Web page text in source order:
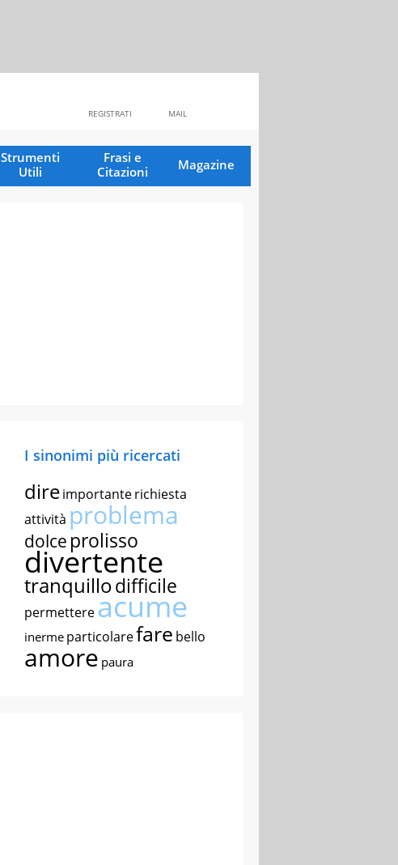
MAIL
REGISTRATI
Strumenti
Utili
Frasi e
Citazioni
Magazine
I sinonimi più ricercati
direimportanterichiesta
attività problema
dolce prolisso
divertente
tranquillodifficile
permettereacume
inerme particolarefare bello
amore paura